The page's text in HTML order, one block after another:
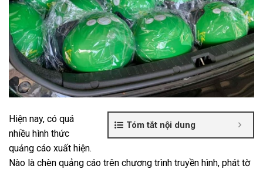
Tóm tắt nội dung
Hiện nay, có quá
nhiều hình thức
quảng cáo xuất hiện.
Nào là chèn quảng cáo trên chương trình truyền hình, phát tờ